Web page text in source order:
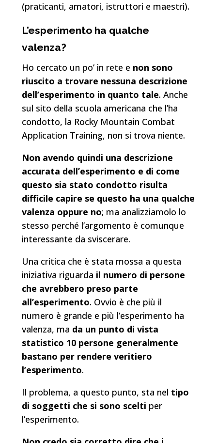
(praticanti, amatori, istruttori e maestri).
L’esperimento ha qualche
valenza?
Ho cercato un po’ in rete e non sono
riuscito a trovare nessuna descrizione
dell’esperimento in quanto tale. Anche
sul sito della scuola americana che l’ha
condotto, la Rocky Mountain Combat
Application Training, non si trova niente.
Non avendo quindi una descrizione
accurata dell’esperimento e di come
questo sia stato condotto risulta
difficile capire se questo ha una qualche
valenza oppure no; ma analizziamolo lo
stesso perché l’argomento è comunque
interessante da sviscerare.
Una critica che è stata mossa a questa
iniziativa riguarda il numero di persone
che avrebbero preso parte
all’esperimento. Ovvio è che più il
numero è grande e più l’esperimento ha
valenza, ma da un punto di vista
statistico 10 persone generalmente
bastano per rendere veritiero
l’esperimento.
Il problema, a questo punto, sta nel tipo
di soggetti che si sono scelti per
l’esperimento.